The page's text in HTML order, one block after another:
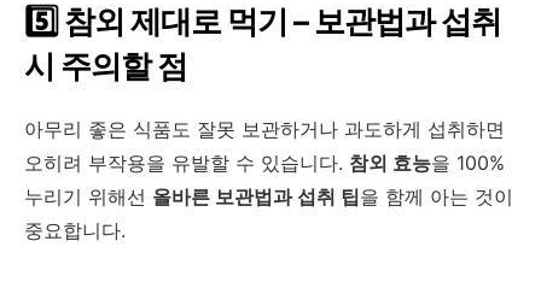
5️ 참외 제대로 먹기 –보관법과 섭취
시 주의할 점
아무리 좋은 식품도 잘못 보관하거나 과도하게 섭취하면
오히려 부작용을 유발할 수 있습니다. 참외 효능을 100%
누리기 위해선 올바른 보관법과 섭취 팁을 함께 아는 것이
중요합니다.